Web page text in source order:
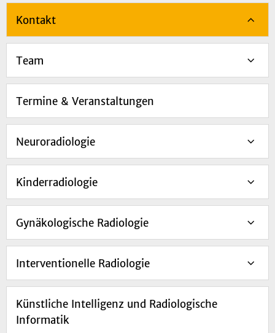
Kontakt
Team
Termine & Veranstaltungen
Neuroradiologie
Kinderradiologie
Gynäkologische Radiologie
Interventionelle Radiologie
Künstliche Intelligenz und Radiologische
Informatik